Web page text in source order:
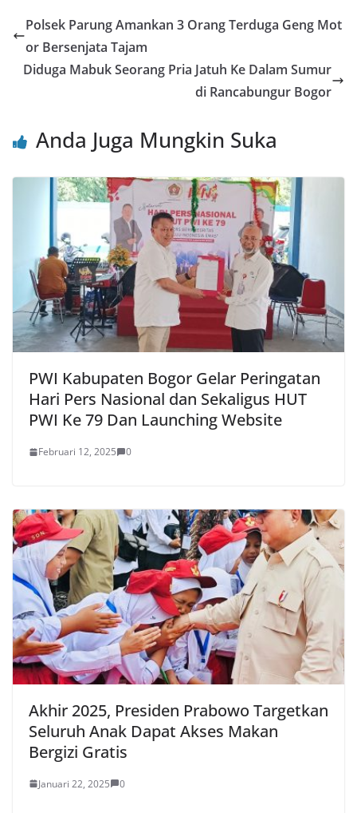
e
b
o
er l s
p
e e
Polsek Parung Amankan 3 Orang Terduga Geng Mot
or Bersenjata Tajam
Diduga Mabuk Seorang Pria Jatuh Ke Dalam Sumur
di Rancabungur Bogor
Anda Juga Mungkin Suka
PWI Kabupaten Bogor Gelar Peringatan
Hari Pers Nasional dan Sekaligus HUT
PWI Ke 79 Dan Launching Website
Februari 12, 2025 0
Akhir 2025, Presiden Prabowo Targetkan
Seluruh Anak Dapat Akses Makan
Bergizi Gratis
Januari 22, 2025 0